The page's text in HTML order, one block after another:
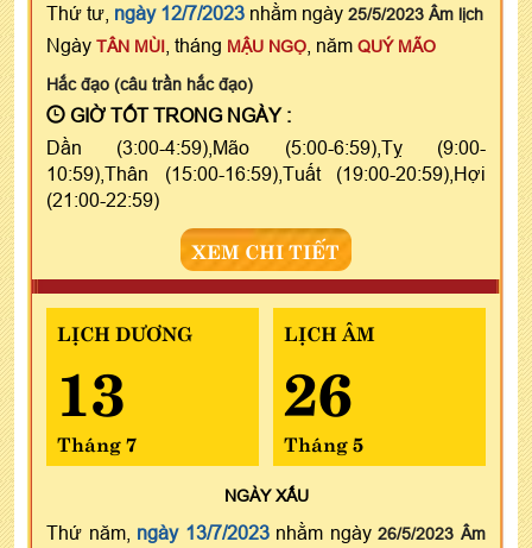
Thứ tư, ngày 12/7/2023 nhằm ngày 25/5/2023 Âm lịch
Ngày TÂN MÙI , tháng MẬU NGỌ , năm QUÝ MÃO
Hắc đạo (câu trần hắc đạo)
GIỜ TỐT TRONG NGÀY :
Dần (3:00-4:59),Mão (5:00-6:59),Tỵ (9:00-
10:59),Thân (15:00-16:59),Tuất (19:00-20:59),Hợi
(21:00-22:59)
XEM CHI TIẾT
LỊCH DƯƠNG
13
Tháng 7
LỊCH ÂM
26
Tháng 5
NGÀYXẤU
Thứ năm, ngày 13/7/2023nhằm ngày26/5/2023 Âm